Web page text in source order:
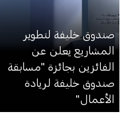
صندوق خليفة لتطوير
المشاريع يعلن عن
الفائزين بجائزة "مسابقة
صندوق خليفة لريادة
الأعمال"